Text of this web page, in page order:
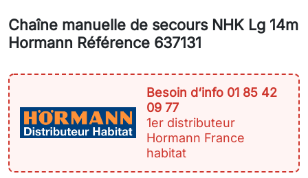
Chaîne manuelle de secours NHK Lg 14m
Hormann Référence 637131
Besoin d‘info 01 85 42
09 77
1er distributeur
Hormann France
habitat